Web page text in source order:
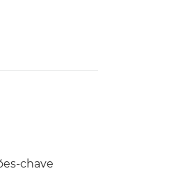
chave